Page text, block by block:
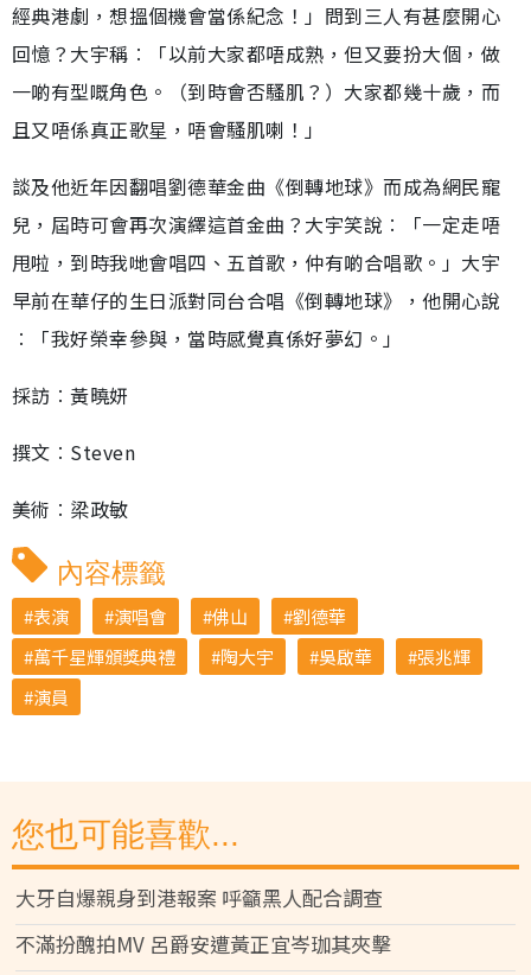
經典港劇，想搵個機會當係紀念！」問到三人有甚麼開心
回憶？大宇稱︰「以前大家都唔成熟，但又要扮大個，做
一啲有型嘅角色。（到時會否騷肌？）大家都幾十歲，而
且又唔係真正歌星，唔會騷肌喇！」
談及他近年因翻唱劉德華金曲《倒轉地球》而成為網民寵
兒，屆時可會再次演繹這首金曲？大宇笑說︰「一定走唔
甩啦，到時我哋會唱四、五首歌，仲有啲合唱歌。」大宇
早前在華仔的生日派對同台合唱《倒轉地球》，他開心說
︰「我好榮幸參與，當時感覺真係好夢幻。」
採訪︰黃曉妍
撰文︰Steven
美術︰梁政敏
內容標籤
表演 演唱會 佛山
劉德華
萬千星輝頒獎典禮
陶大宇 吳啟華
張兆輝
演員
您也可能喜歡...
大牙自爆親身到港報案 呼籲黑人配合調查
不滿扮醜拍MV 呂爵安遭黃正宜岑珈其夾擊